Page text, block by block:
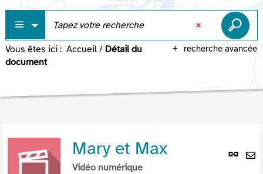
recherche avancée
Vous êtes ici : Accueil / Détail du
document
Lien
Mary et Max
Vidéo numérique